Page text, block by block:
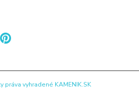
práva vyhradené KAMENIK.SK